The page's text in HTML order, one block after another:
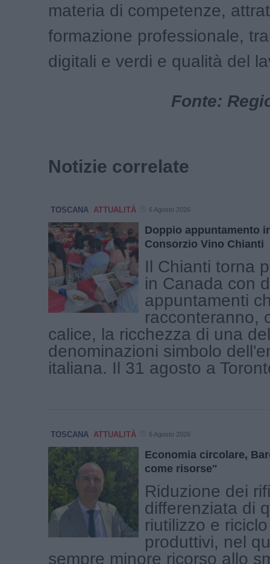
materia di competenze,
formazione professionale,
digitali e verdi e qualità del
Fonte:
Notizie correlate
TOSCANA ATTUALITÀ 6 Agosto 2026
Doppio appuntamento
Consorzio Vino Chianti
Il Chianti torna
in Canada con
appuntamenti
racconteranno,
calice, la ricchezza di una
denominazioni simbolo
italiana. Il 31 agosto a
TOSCANA ATTUALITÀ 6 Agosto 2026
Economia circolare,
come risorse"
Riduzione dei
differenziata di
riutilizzo e
produttivi, nel
sempre minore ricorso allo